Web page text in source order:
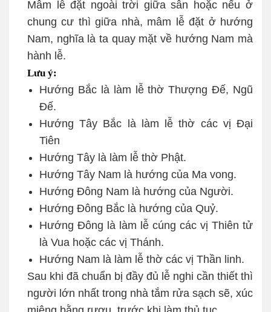
Mâm lễ đặt ngoài trời giữa sân hoặc nếu ở
chung cư thì giữa nhà, mâm lễ đặt ở hướng
Nam, nghĩa là ta quay mặt về hướng Nam mà
hành lễ.
Lưu ý:
Hướng Bắc là làm lễ thờ Thượng Đế, Ngũ
Đế.
Hướng Tây Bắc là làm lễ thờ các vị Đại
Tiên
Hướng Tây là làm lễ thờ Phật.
Hướng Tây Nam là hướng của Ma vong.
Hướng Đông Nam là hướng của Người.
Hướng Đông Bắc là hướng của Quỷ.
Hướng Đông là làm lễ cúng các vị Thiên tử
là Vua hoặc các vị Thánh.
Hướng Nam là làm lễ thờ các vị Thần linh.
Sau khi đã chuẩn bị đầy đủ lễ nghi cần thiết thì
người lớn nhất trong nhà tắm rửa sạch sẽ, xúc